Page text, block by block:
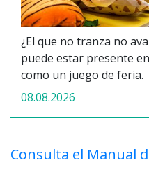
¿El que no tranza no
puede estar presente
como un juego de feria.
08.08.2026
Consulta el Manual